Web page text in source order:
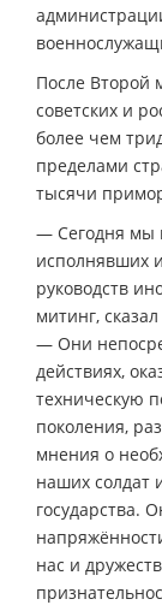
После Второй
советских и
более чем
пределами
тысячи
— Сегодня мы
исполнявших
руководств
митинг,
— Они
действиях,
техническую
поколения,
мнения о
наших солдат
государства.
нас и